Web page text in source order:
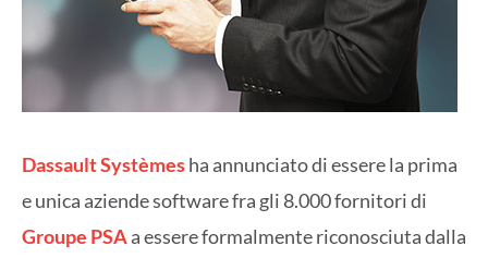
Dassault Systèmesha annunciato di essere la prima
e unica aziende software fra gli 8.000 fornitori di
Groupe PSAa essere formalmente riconosciuta dalla